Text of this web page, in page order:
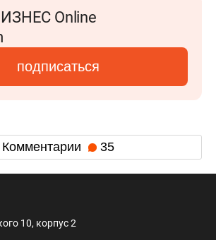
Online
подписаться
Комментарии 35
10, корпус 2